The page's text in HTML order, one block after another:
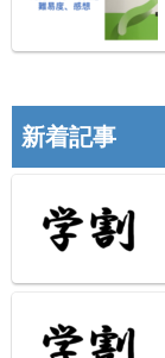
新着記事